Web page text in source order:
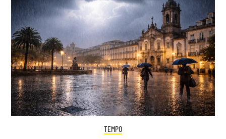
TEMPO